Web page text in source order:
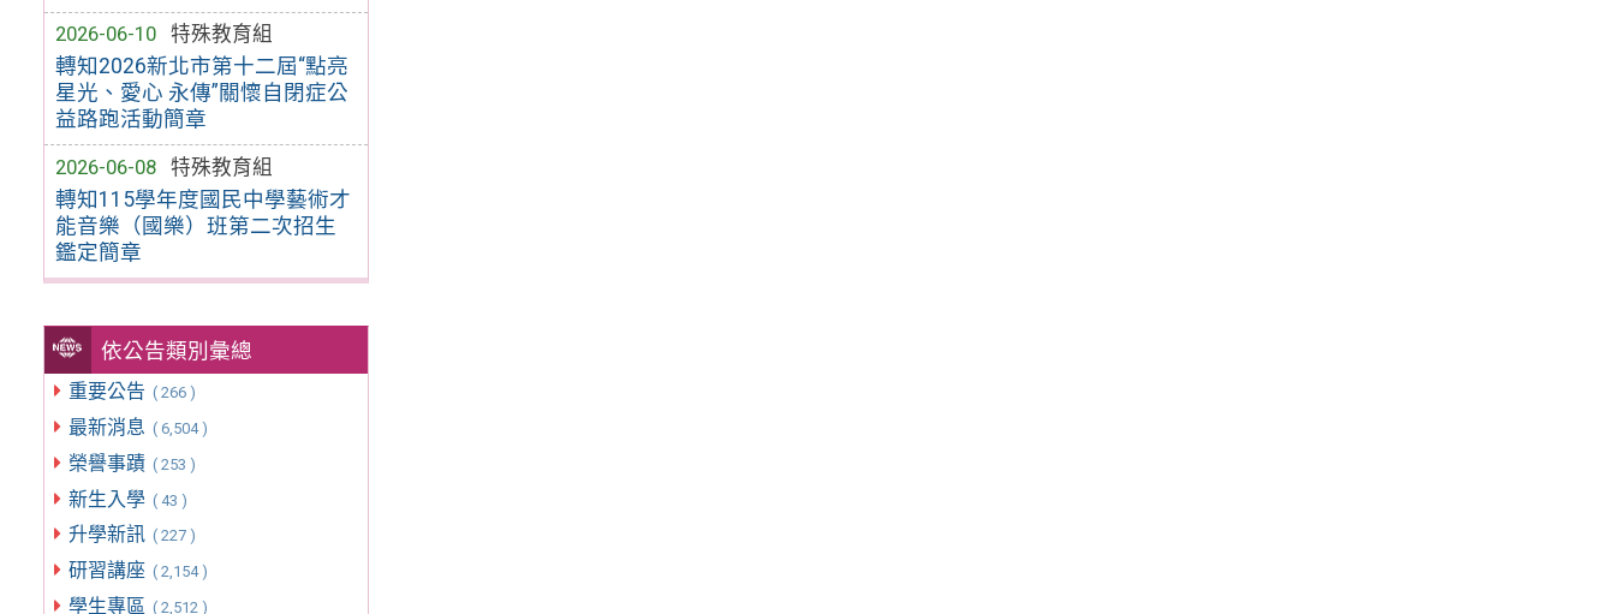
2026-06-10
特殊教育組
轉知2026新北市第十二屆“點亮
星光、愛心 永傳”關懷自閉症公
益路跑活動簡章
2026-06-08
特殊教育組
轉知115學年度國民中學藝術才
能音樂（國樂）班第二次招生
鑑定簡章
依公告類別彙總
重要公告 ( 266 )
最新消息 ( 6,504 )
榮譽事蹟 ( 253 )
新生入學 ( 43 )
升學新訊 ( 227 )
研習講座 ( 2,154 )
學生專區 ( 2,512 )